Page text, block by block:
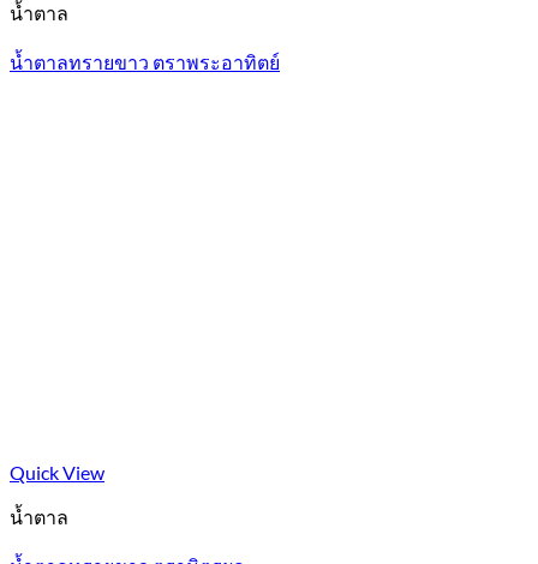
น้ำตาล
น้ำตาลทรายขาว ตราพระอาทิตย์
Quick View
น้ำตาล